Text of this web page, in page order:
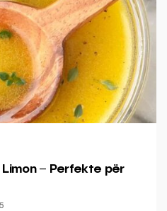
– Perfekte për